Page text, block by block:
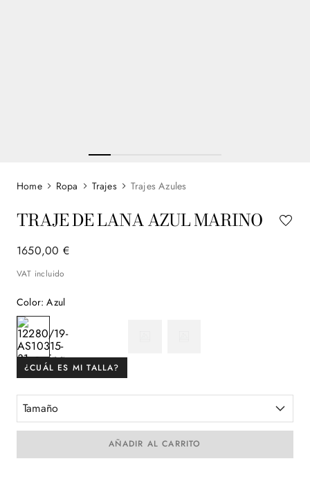
Ropa Trajes Trajes Azules
TRAJE DE LANA AZUL MARINO
1650,00 €
VAT incluido
Color:Azul
¿CUÁL ES MI TALLA?
Tamaño
AÑADIR AL CARRITO